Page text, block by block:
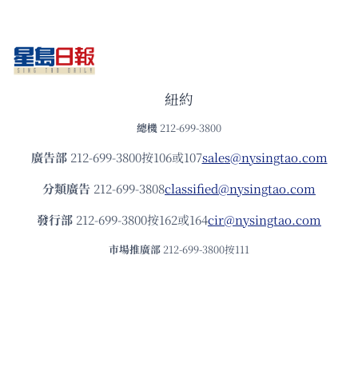
紐約
總機 212-699-3800
廣告部212-699-3800按106或107sales@nysingtao.com
分類廣告 212-699-3808classified@nysingtao.com
發⾏部 212-699-3800按162或164cir@nysingtao.com
市場推廣部 212-699-3800按111